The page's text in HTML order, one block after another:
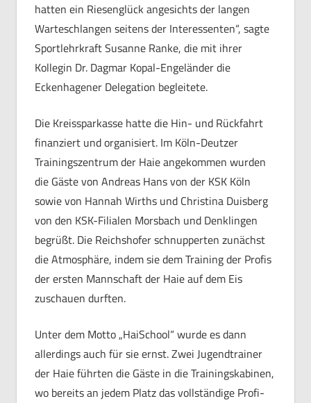
hatten ein Riesenglück angesichts der langen
Warteschlangen seitens der Interessenten“, sagte
Sportlehrkraft Susanne Ranke, die mit ihrer
Kollegin Dr. Dagmar Kopal-Engeländer die
Eckenhagener Delegation begleitete.
Die Kreissparkasse hatte die Hin- und Rückfahrt
finanziert und organisiert. Im Köln-Deutzer
Trainingszentrum der Haie angekommen wurden
die Gäste von Andreas Hans von der KSK Köln
sowie von Hannah Wirths und Christina Duisberg
von den KSK-Filialen Morsbach und Denklingen
begrüßt. Die Reichshofer schnupperten zunächst
die Atmosphäre, indem sie dem Training der Profis
der ersten Mannschaft der Haie auf dem Eis
zuschauen durften.
Unter dem Motto „HaiSchool“ wurde es dann
allerdings auch für sie ernst. Zwei Jugendtrainer
der Haie führten die Gäste in die Trainingskabinen,
wo bereits an jedem Platz das vollständige Profi-